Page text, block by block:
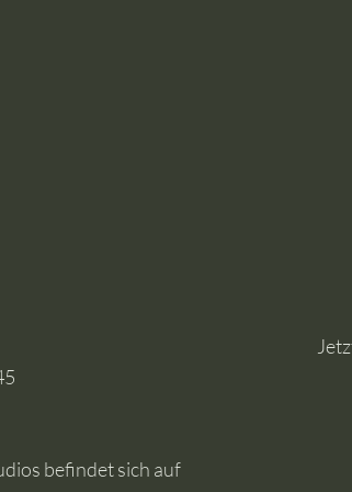
befindet sich auf